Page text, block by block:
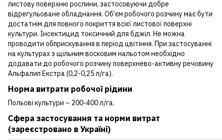
листову поверхню рослини, застосовуючи добре
відрегульоване обладнання. Об’єм робочого розчину має бути
достатнім для повного покриття всієї листової поверхні
культури. Інсектицид токсичний для бджіл. Не можна
проводити обприскування в період цвітіння. При застосуванні
на культурах з щільним восковим нальотом необхідно
додавати до робочого розчину поверхнево-активну речовину
Альфалип Екстра (0,2-0,25 л/га).
Норма витрати робочої рідини
Польові культури – 200-400 л/га.
Cфера застосування та норми витрат
(зареєстровано в Україні)